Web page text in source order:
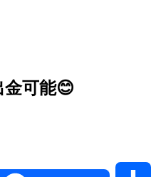
可能😊